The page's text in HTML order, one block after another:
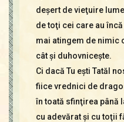
deşert de vieţuire
de toţi cei care au
mai atingem de nimic
cât şi duhovniceşte.
Ci dacă Tu eşti Tatăl
fiice vrednici de
în toată sfinţirea până
cu adevărat şi cu toţii